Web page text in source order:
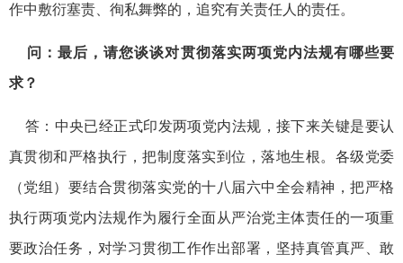
作中敷衍塞责、徇私舞弊的，追究有关责任人的责任。
问：最后，请您谈谈对贯彻落实两项党内法规有哪些要
求？
答：中央已经正式印发两项党内法规，接下来关键是要认
真贯彻和严格执行，把制度落实到位，落地生根。各级党委
（党组）要结合贯彻落实党的十八届六中全会精神，把严格
执行两项党内法规作为履行全面从严治党主体责任的一项重
要政治任务，对学习贯彻工作作出部署，坚持真管真严、敢